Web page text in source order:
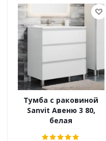
Тумба с раковиной
Sanvit Авеню 3 80,
белая